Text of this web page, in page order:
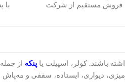
فروش مستقیم از شرکت با
باشند. کولر، اسپیلت یا پنکه از
دیواری، ایستاده، سقفی و مه‌پاش